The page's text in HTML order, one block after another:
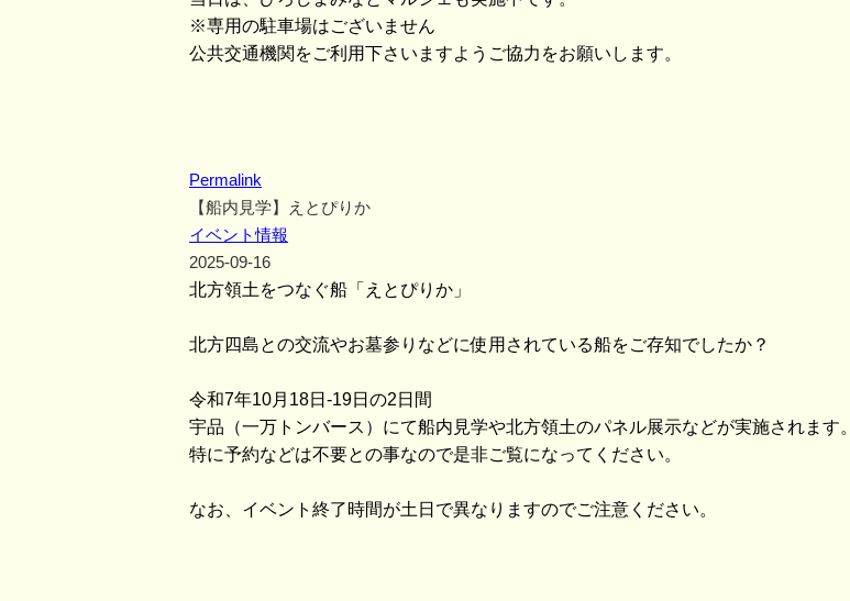
※専用の駐車場はございません
公共交通機関をご利用下さいますようご協力をお願いします。
Permalink
【船内見学】えとぴりか
イベント情報
2025-09-16
北方領土をつなぐ船「えとぴりか」
北方四島との交流やお墓参りなどに使用されている船をご存知でしたか？
令和7年10月18日-19日の2日間
宇品（一万トンバース）にて船内見学や北方領土のパネル展示などが実施されます。
特に予約などは不要との事なので是非ご覧になってください。
なお、イベント終了時間が土日で異なりますのでご注意ください。